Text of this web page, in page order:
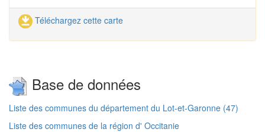
Téléchargez cette carte
Base de données
Liste des communes du département du Lot-et-Garonne (47)
Liste des communes de la région d' Occitanie